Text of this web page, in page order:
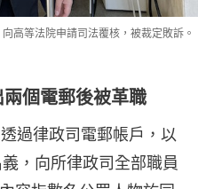
高等法院申請司法覆核，被裁定敗訴。
個電郵後被革職
過律政司電郵帳戶，以
，向所律政司全部職員